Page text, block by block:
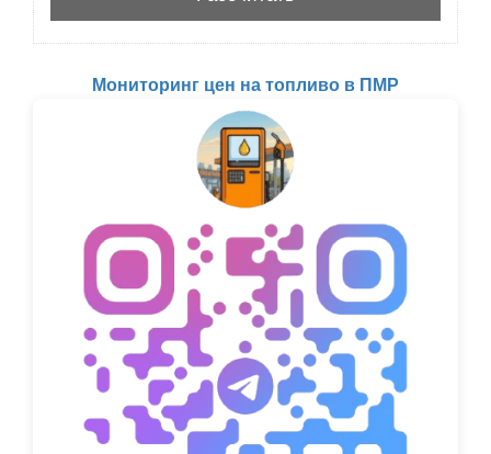
Мониторинг цен на топливо в ПМР